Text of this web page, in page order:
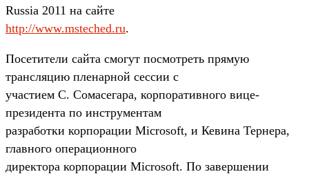
Russia 2011 на сайте
http://www.msteched.ru.
Посетители сайта смогут посмотреть прямую
трансляцию пленарной сессии с
участием С. Сомасегара, корпоративного вице-
президента по инструментам
разработки корпорации Microsoft, и Кевина Тернера,
главного операционного
директора корпорации Microsoft. По завершении